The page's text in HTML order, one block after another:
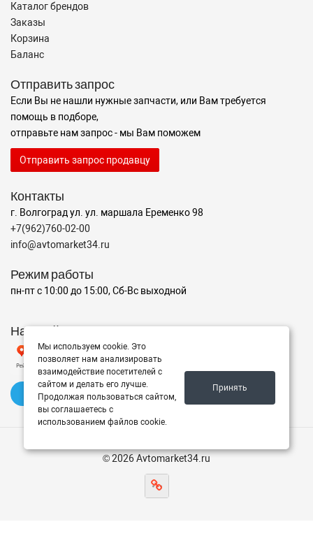
Каталог брендов
Заказы
Корзина
Баланс
Отправить запрос
Если Вы не нашли нужные запчасти, или Вам требуется
помощь в подборе,
отправьте нам запрос - мы Вам поможем
Отправить запрос продавцу
Контакты
г. Волгоград ул. ул. маршала Еременко 98
+7(962)760-02-00
info@avtomarket34.ru
Режим работы
пн-пт с 10:00 до 15:00, Сб-Вс выходной
Наш рейтинг на Яндексе
✍️ Оставить отзыв
© 2026 Avtomarket34.ru
Мы используем cookie. Это
позволяет нам анализировать
взаимодействие посетителей с
сайтом и делать его лучше.
Продолжая пользоваться сайтом,
вы соглашаетесь с
использованием файлов cookie.
Принять